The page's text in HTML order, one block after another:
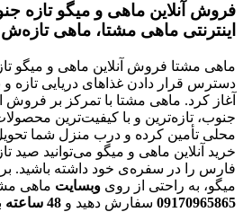
فروش آنلاین ماهی و میگو تازه
اینترنتی ماهی مشتا، ماهی
ماهی مشتا فروش آنلاین ماهی و میگو
دسترس قرار دادن غذاهای دریایی تازه
آغاز کرد. ماهی مشتا با تمرکز بر فروش
جنوب، تازه‌ترین و با کیفیت‌ترین
محلی تأمین کرده و درب منزل شما
خرید آنلاین ماهی و میگو می‌توانید صید
فارس را در سفره‌ی خود داشته باشید.
میگو، به راحتی از روی وبسایت ماهی
09170965865 سفارش دهید و 48 ساعته